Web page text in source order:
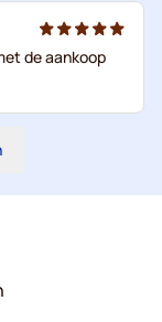
de aankoop